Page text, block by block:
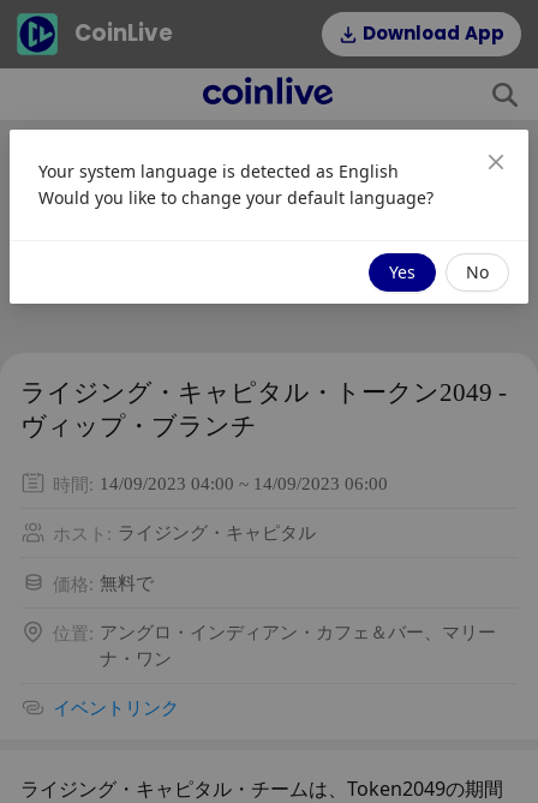
CoinLive Download App
ライジング・キャピタル・トークン2049 -
ヴィップ・ブランチ
時間: 14/09/2023 04:00 ~ 14/09/2023 06:00
ホスト : ライジング・キャピタル
価格: 無料で
位置: アングロ・インディアン・カフェ＆バー、マリー
ナ・ワン
イベントリンク
ライジング・キャピタル・チームは、Token2049の期間
Your system language is detected as English
Would you like to change your default language?
Yes No